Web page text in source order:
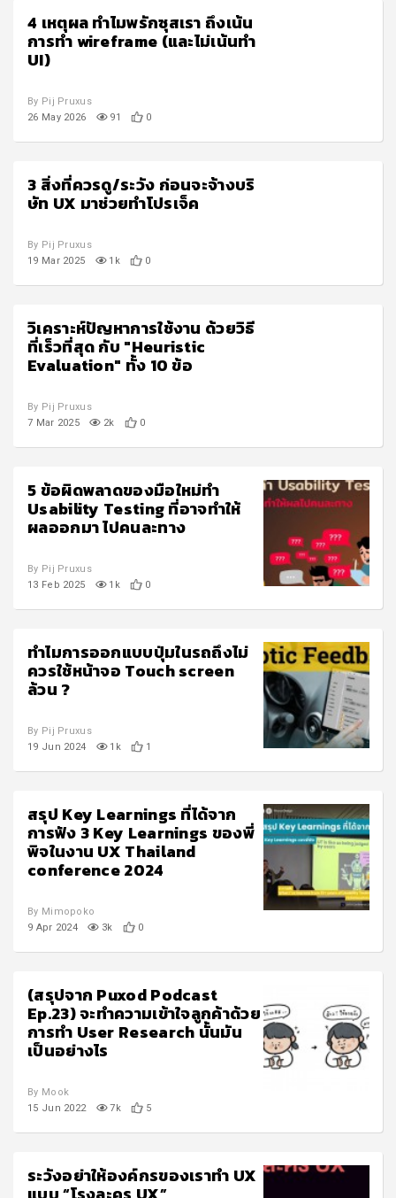
4 เหตุผล ทำไมพรักซุสเรา ถึงเน้น
การทำ wireframe (และไม่เน้นทำ
UI)
By Pij Pruxus
26 May 2026
91 0
3 สิ่งที่ควรดู/ระวัง ก่อนจะจ้างบริ
ษัท UX มาช่วยทำโปรเจ็ค
By Pij Pruxus
19 Mar 2025
1k 0
วิเคราะห์ปัญหาการใช้งาน ด้วยวิธี
ที่เร็วที่สุด กับ "Heuristic
Evaluation" ทั้ง 10 ข้อ
By Pij Pruxus
7 Mar 2025
2k 0
5 ข้อผิดพลาดของมือใหม่ทำ
Usability Testing ที่อาจทำให้
ผลออกมา ไปคนละทาง
By Pij Pruxus
13 Feb 2025
1k 0
ทำไมการออกแบบปุ่มในรถถึงไม่
ควรใช้หน้าจอ Touch screen
ล้วน ?
By Pij Pruxus
19 Jun 2024
1k 1
สรุป Key Learnings ที่ได้จาก
การฟัง 3 Key Learnings ของพี่
พิจในงาน UX Thailand
conference 2024
By Mimopoko
9 Apr 2024
3k 0
(สรุปจาก Puxod Podcast
Ep.23) จะทำความเข้าใจลูกค้าด้วย
การทำ User Research นั้นมัน
เป็นอย่างไร
By Mook
15 Jun 2022
7k 5
ระวังอย่าให้องค์กรของเราทำ UX